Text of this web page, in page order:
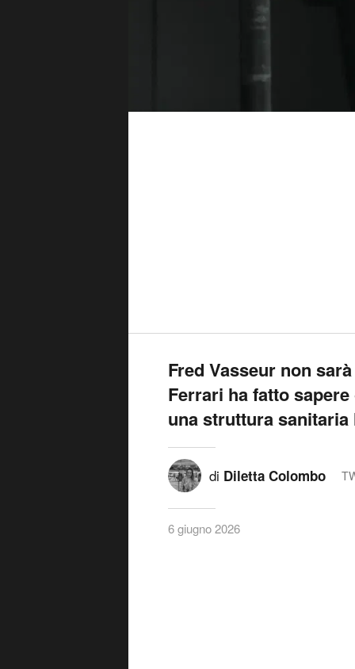
Fred Vasseur non
Ferrari ha fatto
una struttura sanitaria
di Diletta Colombo
6 giugno 2026